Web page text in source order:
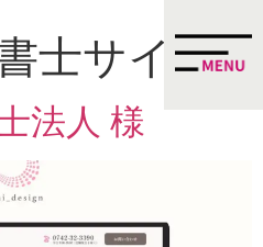
士サイト
法人 様